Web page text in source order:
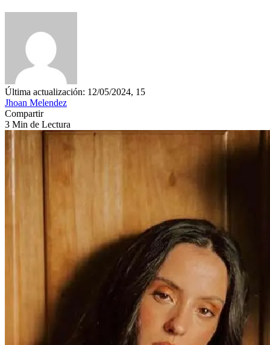
Última actualización: 12/05/2024, 15
Jhoan Melendez
Compartir
3 Min de Lectura